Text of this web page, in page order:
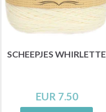
SCHEEPJES WHIRLETTE
EUR 7.50